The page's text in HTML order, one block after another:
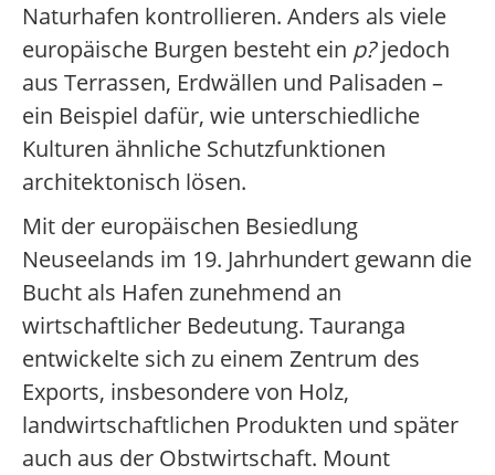
Naturhafen kontrollieren. Anders als viele
europäische Burgen besteht ein p?jedoch
aus Terrassen, Erdwällen und Palisaden –
ein Beispiel dafür, wie unterschiedliche
Kulturen ähnliche Schutzfunktionen
architektonisch lösen.
Mit der europäischen Besiedlung
Neuseelands im 19. Jahrhundert gewann die
Bucht als Hafen zunehmend an
wirtschaftlicher Bedeutung. Tauranga
entwickelte sich zu einem Zentrum des
Exports, insbesondere von Holz,
landwirtschaftlichen Produkten und später
auch aus der Obstwirtschaft. Mount